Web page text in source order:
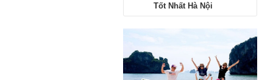
Tốt Nhất Hà Nội